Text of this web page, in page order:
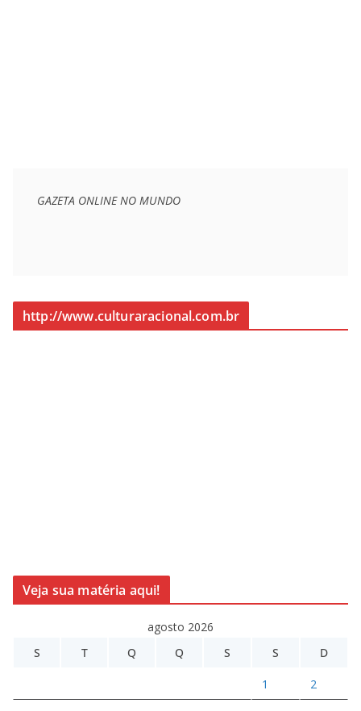
GAZETA ONLINE NO MUNDO
http://www.culturaracional.com.br
Veja sua matéria aqui!
agosto 2026
S
T Q Q S S D
1 2